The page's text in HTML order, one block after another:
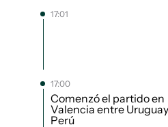
17:01
17:00
Comenzó el partido en
Valencia entre
Perú